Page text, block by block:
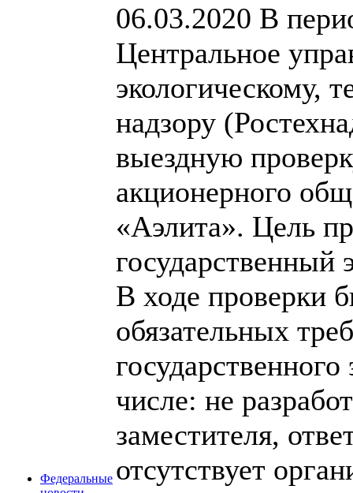
Федеральные
06.03.2020 В
Центральное
экологическому,
надзору
выездную
акционерного
«Аэлита». Цель
государственный
В ходе проверки
обязательных
числе: не
заместителя,
отсутствует